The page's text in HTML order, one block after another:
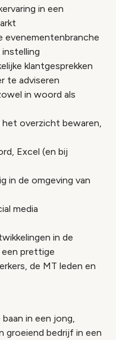
in een
evenementenbranche
klantgesprekken
te adviseren
in woord als
overzicht bewaren,
Excel (en bij
in de omgeving van
media
in de
een prettige
de MT leden en
in een jong,
groeiend bedrijf in een